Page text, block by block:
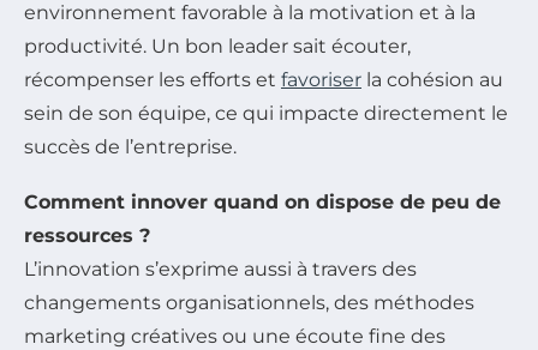
environnement favorable à la motivation et à la
productivité. Un bon leader sait écouter,
récompenser les efforts et favoriser la cohésion au
sein de son équipe, ce qui impacte directement le
succès de l’entreprise.
Comment innover quand on dispose de peu de
ressources ?
L’innovation s’exprime aussi à travers des
changements organisationnels, des méthodes
marketing créatives ou une écoute fine des